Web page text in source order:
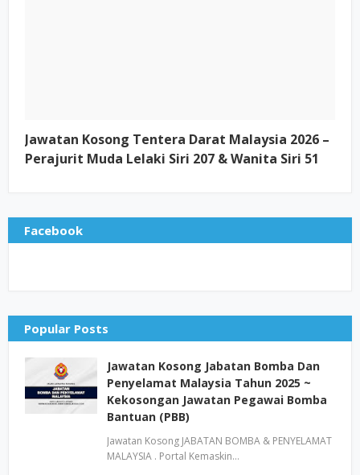
Jawatan Kosong Tentera Darat Malaysia 2026 –
Perajurit Muda Lelaki Siri 207 & Wanita Siri 51
Facebook
Popular Posts
Jawatan Kosong Jabatan Bomba Dan
Penyelamat Malaysia Tahun 2025 ~
Kekosongan Jawatan Pegawai Bomba
Bantuan (PBB)
Jawatan Kosong JABATAN BOMBA & PENYELAMAT
MALAYSIA . Portal Kemaskin…